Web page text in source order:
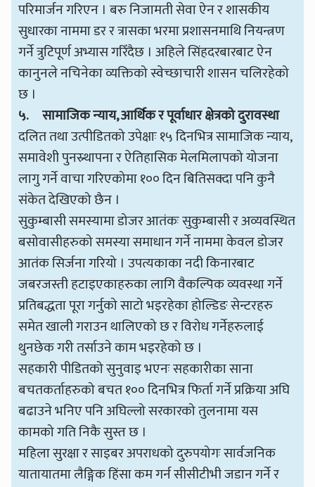
परिमार्जन गरिएन । बरु निजामती सेवा ऐन र शासकीय
सुधारका नाममा डर र त्रासका भरमा प्रशासनमाथि नियन्त्रण
गर्ने त्रुटिपूर्ण अभ्यास गरिँदैछ । अहिले सिंहदरबारबाट ऐन
कानुनले नचिनेका व्यक्तिको स्वेच्छाचारी शासन चलिरहेको
छ ।
५. सामाजिक न्याय,आर्थिक र पूर्वाधार क्षेत्रको दुरावस्था
दलित तथा उत्पीडितको उपेक्षाः १५ दिनभित्र सामाजिक न्याय,
समावेशी पुनस्र्थापना र ऐतिहासिक मेलमिलापको योजना
लागु गर्ने वाचा गरिएकोमा १०० दिन बितिसक्दा पनि कुनै
संकेत देखिएको छैन ।
सुकुम्बासी समस्यामा डोजर आतंकः सुकुम्बासी र अव्यवस्थित
बसोवासीहरुको समस्या समाधान गर्ने नाममा केवल डोजर
आतंक सिर्जना गरियो । उपत्यकाका नदी किनारबाट
जबरजस्ती हटाइएकाहरुका लागि वैकल्पिक व्यवस्था गर्ने
प्रतिबद्धता पूरा गर्नुको साटो भइरहेका होल्डिङ सेन्टरहरु
समेत खाली गराउन थालिएको छ र विरोध गर्नेहरुलाई
थुनछेक गरी तर्साउने काम भइरहेको छ ।
सहकारी पीडितको सुनुवाइ भएनः सहकारीका साना
बचतकर्ताहरुको बचत १०० दिनभित्र फिर्ता गर्ने प्रक्रिया अघि
बढाउने भनिए पनि अघिल्लो सरकारको तुलनामा यस
कामको गति निकै सुस्त छ ।
महिला सुरक्षा र साइबर अपराधको दुरुपयोगः सार्वजनिक
यातायातमा लैङ्गिक हिंसा कम गर्न सीसीटीभी जडान गर्ने र